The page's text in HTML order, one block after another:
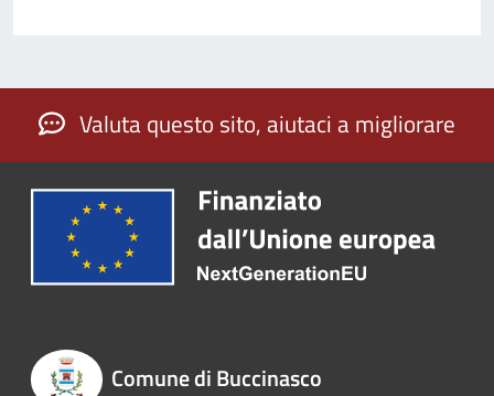
Valuta questo sito, aiutaci a migliorare
Comune di Buccinasco